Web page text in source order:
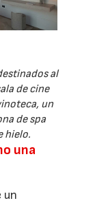
al
de cine
un
de spa
hielo.
una
un